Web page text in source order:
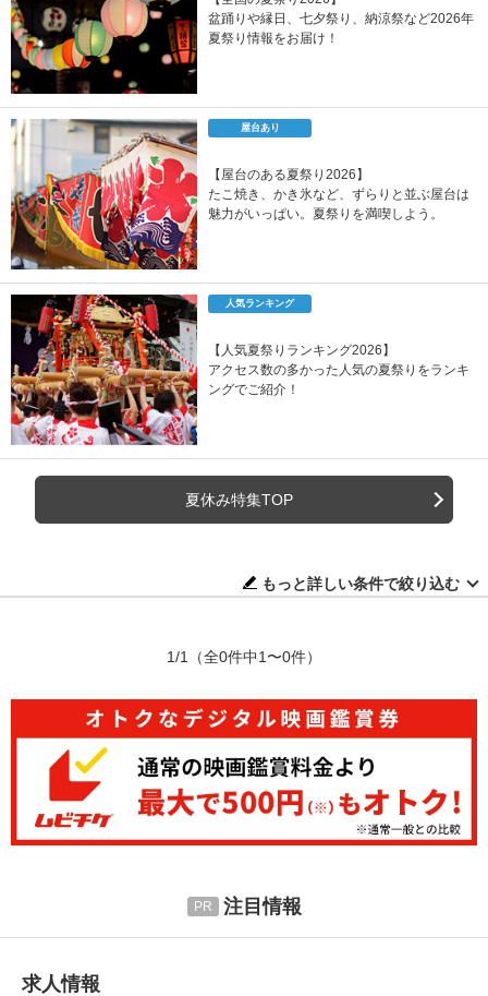
盆踊りや縁日、七夕祭り、納涼祭など2026年
夏祭り情報をお届け！
屋台あり
【屋台のある夏祭り2026】
たこ焼き、かき氷など、ずらりと並ぶ屋台は
魅力がいっぱい。夏祭りを満喫しよう。
人気ランキング
【人気夏祭りランキング2026】
アクセス数の多かった人気の夏祭りをランキ
ングでご紹介！
夏休み特集TOP
もっと詳しい条件で絞り込む
1/1 （全0件中1〜0件）
注目情報
求人情報